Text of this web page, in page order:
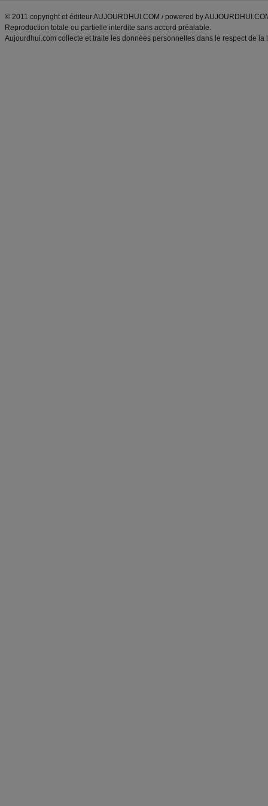
© 2011 copyright et éditeur AUJOURDHUI.COM / powered by
Reproduction totale ou partielle interdite sans accord préalable.
Aujourdhui.com collecte et traite les données personnelles dans le respect de